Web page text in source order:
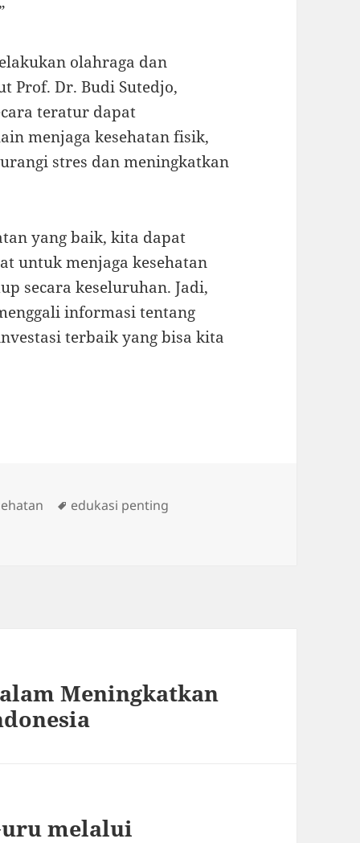
olahraga dan
Prof. Dr. Budi Sutedjo,
teratur dapat
menjaga kesehatan fisik,
stres dan meningkatkan
yang baik, kita dapat
untuk menjaga kesehatan
secara keseluruhan. Jadi,
informasi tentang
terbaik yang bisa kita
Tags
edukasi penting
Meningkatkan
melalui